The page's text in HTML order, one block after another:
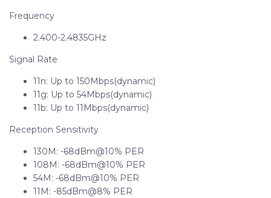
Frequency
2.400-2.4835GHz
Signal Rate
11n: Up to 150Mbps(dynamic)
11g: Up to 54Mbps(dynamic)
11b: Up to 11Mbps(dynamic)
Reception Sensitivity
130M: -68dBm@10% PER
108M: -68dBm@10% PER
54M: -68dBm@10% PER
11M: -85dBm@8% PER